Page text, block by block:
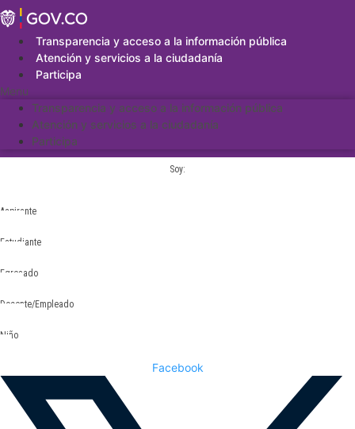
Saltar
al
contenidoTransparencia y acceso a la información pública
Atención y servicios a la ciudadanía
Participa
Menu
Transparencia y acceso a la información pública
Atención y servicios a la ciudadanía
Participa
Soy:
Aspirante
Estudiante
Egresado
Docente/Empleado
Niño
Facebook